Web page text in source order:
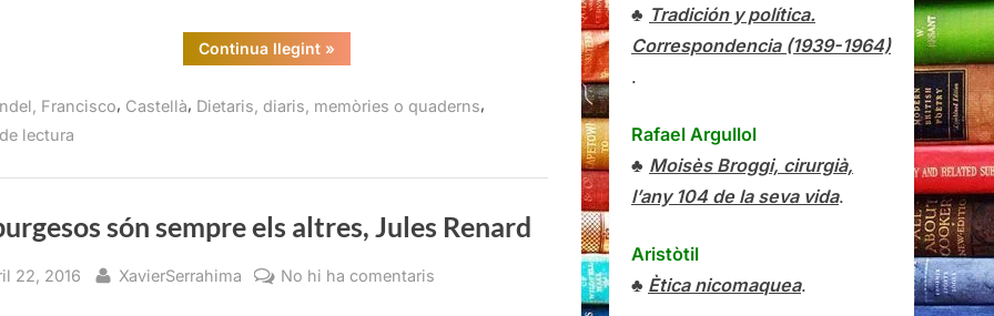
Continua llegint“El
gran
mundo.
»
Francisco, Castellà, Dietaris, diaris, memòries o quaderns,
lectura
són sempre els altres, Jules Renard
22, 2016 By
XavierSerrahima No hi ha comentaris
♣ Tradición y política.
Correspondencia (1939-1964)
.
Rafael Argullol
♣ Moisès Broggi, cirurgià,
l’any 104 de la seva vida.
Aristòtil
♣ Ètica nicomaquea.